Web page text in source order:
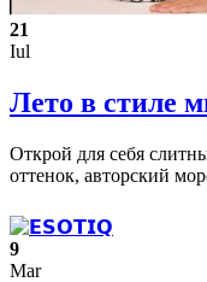
21
Iul
Лето в стиле
Открой для себя
оттенок, авторский
9
Mar